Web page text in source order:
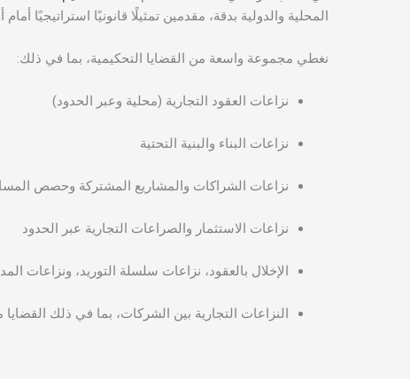
المحلية والدولية بدقة، مقدمين تمثيلًا قانونيًا استراتيجيًا
نغطي مجموعة واسعة من القضايا التحكيمية، بما في ذلك:
نزاعات العقود التجارية (محلية وعبر الحدود)
نزاعات البناء والبنية التحتية
نزاعات الشراكات والمشاريع المشتركة وحصص
نزاعات الاستثمار والصراعات التجارية عبر الحدود
الإخلال بالعقود، نزاعات سلسلة التوريد، ونزاعات
النزاعات التجارية بين الشركات، بما في ذلك